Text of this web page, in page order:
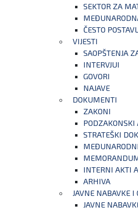
SEKTOR ZA
ČESTO
VIJESTI
SAOPŠTENJA
INTERVJUI
GOVORI
NAJAVE
DOKUMENTI
ZAKONI
PODZAKONSKI
STRATEŠKI
INTERNI AKTI
ARHIVA
JAVNE NABAVKE I
JAVNE